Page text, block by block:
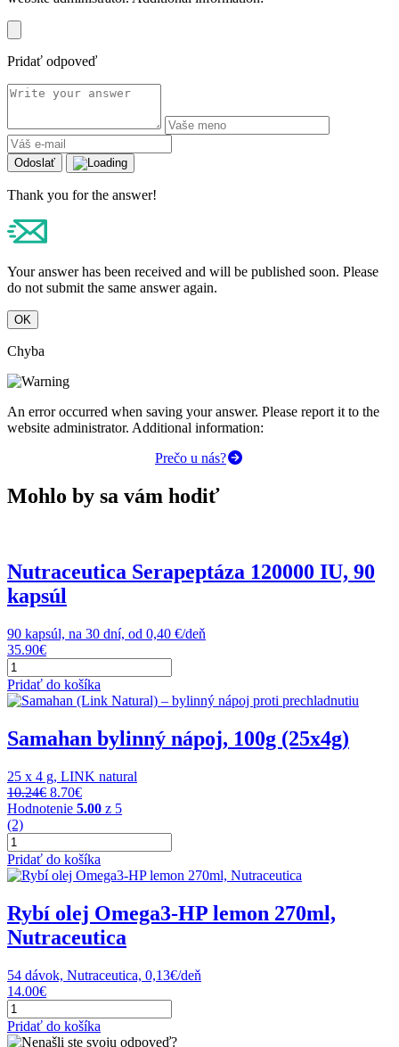
Pridať odpoveď
Odoslať
Thank you for the answer!
Your answer has been received and will be published soon. Please
do not submit the same answer again.
OK
Chyba
An error occurred when saving your answer. Please report it to the
website administrator. Additional information:
Prečo u nás?
Mohlo by sa vám hodiť
Nutraceutica Serapeptáza 120000 IU, 90
kapsúl
90 kapsúl, na 30 dní, od 0,40 €/deň
35.90€
množstvo
Nutraceutica
Serapeptáza
IU,
90
Pridať do košíka
Samahan bylinný nápoj, 100g (25x4g)
25 x 4 g, LINK natural
10.24€ Original
price
8.70€Current
price
Hodnotenie 5.00 z 5
(2)
množstvo
Samahan
bylinný
nápoj,
100g
(25x4g)
Pridať do košíka
Rybí olej Omega3-HP lemon 270ml,
Nutraceutica
54 dávok, Nutraceutica, 0,13€/deň
14.00€
množstvo
Rybí
olej
Pridať do košíka